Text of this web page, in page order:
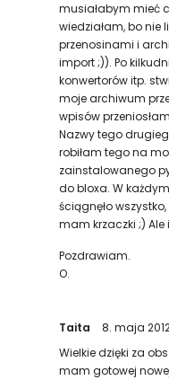
musiałabym mieć
wiedziałam, bo nie
przenosinami i
import ;)). Po
konwertorów itp.
moje archiwum
wpisów
Nazwy tego
robiłam tego na
zainstalowanego
do bloxa. W
ściągnęło
mam krzaczki ;)
Pozdrawiam.
O.
Taita
8. maja
Wielkie dzięki za
mam gotowej